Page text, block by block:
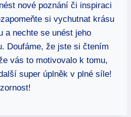
nové poznání či inspiraci
si vychutnat krásu
a nechte se unést jeho
Doufáme, že jste si čtením
vás to motivovalo k tomu,
super úplněk v plné síle!